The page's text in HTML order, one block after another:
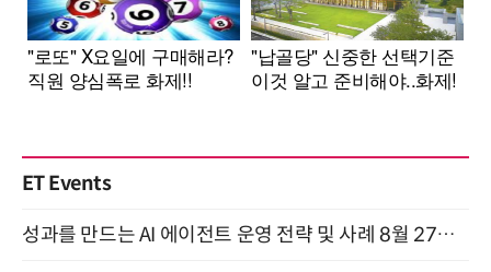
ET Events
성과를 만드는 AI 에이전트 운영 전략 및 사례 8월 27일 개최